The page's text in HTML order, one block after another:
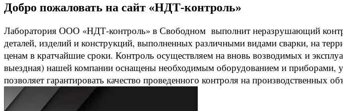
Добро пожаловать на сайт «НДТ-контроль»
Лаборатория ООО «НДТ-контроль» в Свободном выполнит неразрушающий
деталей, изделий и конструкций, выполненных различными видами сварки, на
ценам в кратчайшие сроки. Контроль осуществляем на вновь возводимых и
выездная) нашей компании оснащены необходимым оборудованием и приборами,
позволяет гарантировать качество проведенного контроля на производственных